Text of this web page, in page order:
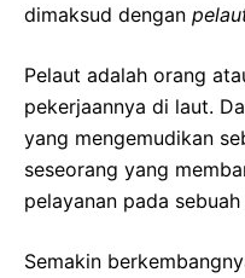
dimaksud dengan
Pelaut adalah orang
pekerjaannya di laut.
yang mengemudikan
seseorang yang
pelayanan pada
Semakin